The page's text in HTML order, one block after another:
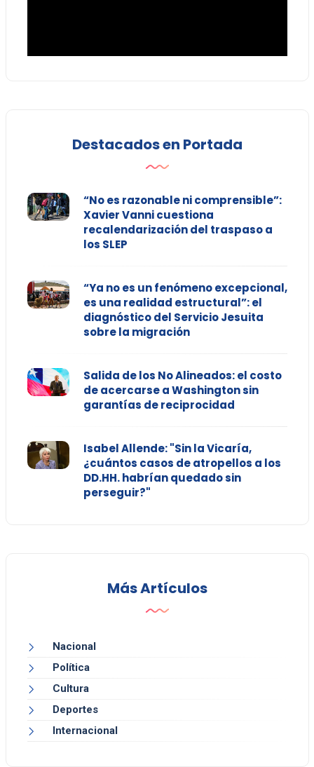
Destacados en Portada
“No es razonable ni comprensible”:
Xavier Vanni cuestiona
recalendarización del traspaso a
los SLEP
“Ya no es un fenómeno excepcional,
es una realidad estructural”: el
diagnóstico del Servicio Jesuita
sobre la migración
Salida de los No Alineados: el costo
de acercarse a Washington sin
garantías de reciprocidad
Isabel Allende: "Sin la Vicaría,
¿cuántos casos de atropellos a los
DD.HH. habrían quedado sin
perseguir?"
Más Artículos
Nacional
Política
Cultura
Deportes
Internacional